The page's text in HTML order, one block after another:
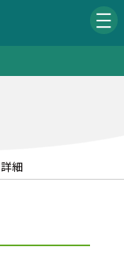
詳細